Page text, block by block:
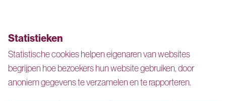
Statistieken
Statistische cookies helpen eigenaren van websites
begrijpen hoe bezoekers hun website gebruiken, door
anoniem gegevens te verzamelen en te rapporteren.